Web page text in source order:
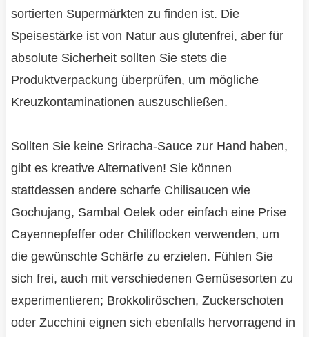
sortierten Supermärkten zu finden ist. Die
Speisestärke ist von Natur aus glutenfrei, aber für
absolute Sicherheit sollten Sie stets die
Produktverpackung überprüfen, um mögliche
Kreuzkontaminationen auszuschließen.
Sollten Sie keine Sriracha-Sauce zur Hand haben,
gibt es kreative Alternativen! Sie können
stattdessen andere scharfe Chilisaucen wie
Gochujang, Sambal Oelek oder einfach eine Prise
Cayennepfeffer oder Chiliflocken verwenden, um
die gewünschte Schärfe zu erzielen. Fühlen Sie
sich frei, auch mit verschiedenen Gemüsesorten zu
experimentieren; Brokkoliröschen, Zuckerschoten
oder Zucchini eignen sich ebenfalls hervorragend in